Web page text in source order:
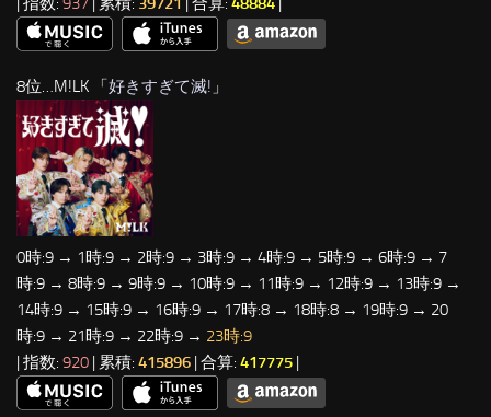
8位…M!LK 「好きすぎて滅! 」
0時:9 → 1時:9 → 2時:9 → 3時:9 → 4時:9 → 5時:9 → 6時:9 → 7
時:9 → 8時:9 → 9時:9 → 10時:9 → 11時:9 → 12時:9 → 13時:9 →
14時:9 → 15時:9 → 16時:9 → 17時:8 → 18時:8 → 19時:9 → 20
時:9 → 21時:9 → 22時:9 → 23時:9
| 指数: 920 | 累積: 415896 | 合算: 417775 |